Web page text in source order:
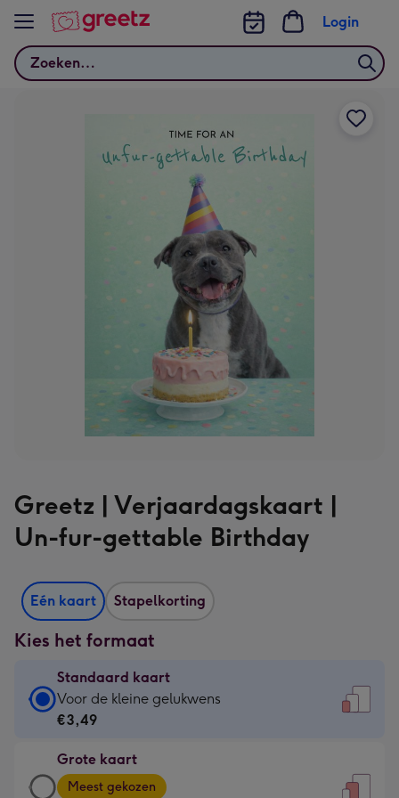
Bekijk meer
Zoeken
Login
Greetz | Verjaardagskaart |
Un-fur-gettable Birthday
Eén kaart Stapelkorting
Kies het formaat
Standaard kaart
Standaard
kaart
€3,49
-
Voor de kleine gelukwens
€3,49
Grote kaart
Grote
Meest gekozen